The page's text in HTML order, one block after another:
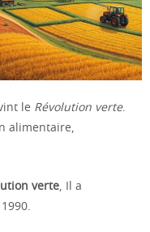
le Révolution verte.
alimentaire,
verte, Il a